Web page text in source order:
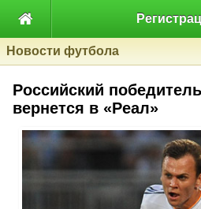

Новости футбола
Российский
вернется в «Реал»